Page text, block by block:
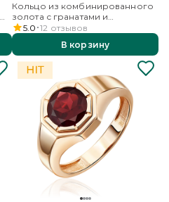
Кольцо из комбинированного
золота с гранатами и
аметистами
5.0 12 отзывов
В корзину